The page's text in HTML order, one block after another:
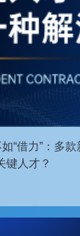
如“借力”：多
键人才？